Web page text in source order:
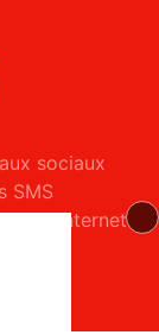
sociaux
SMS
et internet